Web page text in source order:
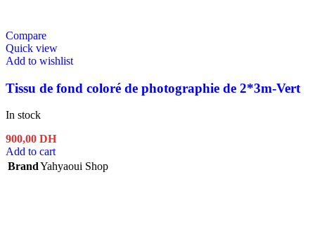
Compare
Quick view
Add to wishlist
Tissu de fond coloré de photographie de 2*3m-Vert
In stock
900,00 DH
Add to cart
BrandYahyaoui Shop